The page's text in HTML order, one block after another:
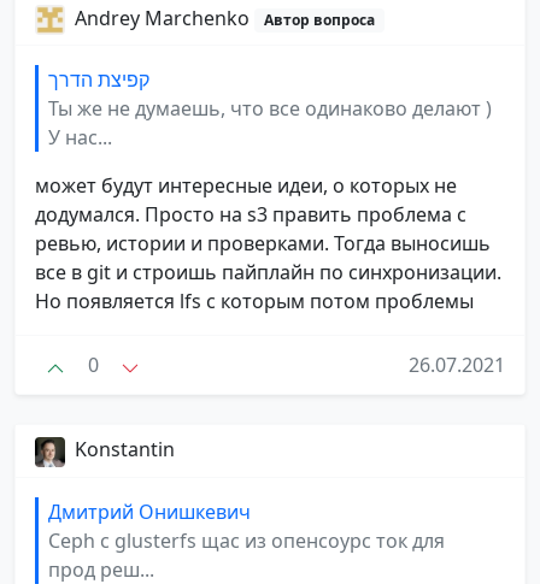
Andrey Marchenko Автор вопроса
קפיצת הדרך
Ты же не думаешь, что все одинаково делают )
У нас...
может будут интересные идеи, о которых не
додумался. Просто на s3 править проблема с
ревью, истории и проверками. Тогда выносишь
все в git и строишь пайплайн по синхронизации.
Но появляется lfs с которым потом проблемы
0 26.07.2021
Konstantin
Дмитрий Онишкевич
Ceph с glusterfs щас из опенсоурс ток для
прод реш...